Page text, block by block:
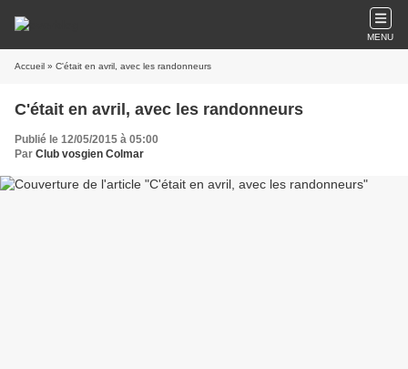
MENU
Accueil » C'était en avril, avec les randonneurs
C'était en avril, avec les randonneurs
Publié le 12/05/2015 à 05:00
Par Club vosgien Colmar